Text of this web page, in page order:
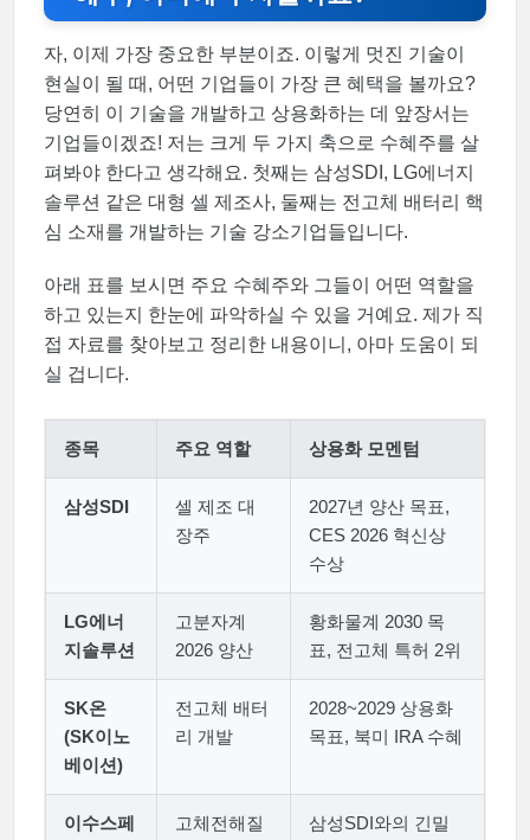
자, 이제 가장 중요한 부분이죠. 이렇게 멋진 기술이
현실이 될 때, 어떤 기업들이 가장 큰 혜택을 볼까요?
당연히 이 기술을 개발하고 상용화하는 데 앞장서는
기업들이겠죠! 저는 크게 두 가지 축으로 수혜주를 살
펴봐야 한다고 생각해요. 첫째는 삼성SDI, LG에너지
솔루션 같은 대형 셀 제조사, 둘째는 전고체 배터리 핵
심 소재를 개발하는 기술 강소기업들입니다.
아래 표를 보시면 주요 수혜주와 그들이 어떤 역할을
하고 있는지 한눈에 파악하실 수 있을 거예요. 제가 직
접 자료를 찾아보고 정리한 내용이니, 아마 도움이 되
실 겁니다.
종목 주요 역할 상용화 모멘텀
삼성SDI
셀 제조 대
장주
2027년 양산 목표,
CES 2026 혁신상
수상
LG에너
지솔루션
고분자계
2026 양산
황화물계 2030 목
표, 전고체 특허 2위
SK온
(SK이노
베이션)
전고체 배터
리 개발
2028~2029 상용화
목표, 북미 IRA 수혜
이수스페
고체전해질
삼성SDI와의 긴밀